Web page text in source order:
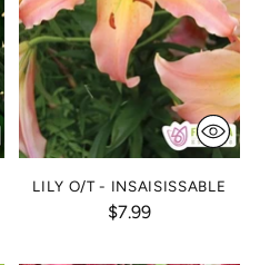
LILY O/T - INSAISISSABLE
$7.99